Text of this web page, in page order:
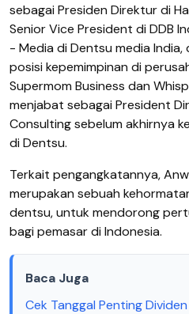
sebagai Presiden Direktur di
Senior Vice President di DDB
- Media di Dentsu media
posisi kepemimpinan di
Supermom Business dan
menjabat sebagai President
Consulting sebelum akhirnya
di Dentsu.
Terkait pengangkatannya,
merupakan sebuah
dentsu, untuk mendorong
bagi pemasar di Indonesia.
Baca Juga
Cek Tanggal Penting